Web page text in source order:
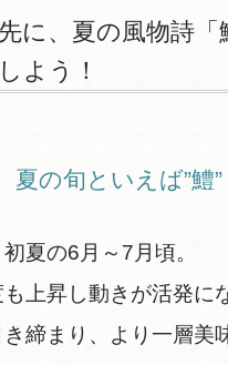
に、夏の風物詩
よう！
夏の旬といえば”鱧”
夏の6月～7月頃。
上昇し動きが活発に
締まり、より一層美